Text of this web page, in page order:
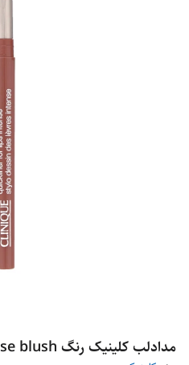
مدادلب کلینیک رنگ intense blush